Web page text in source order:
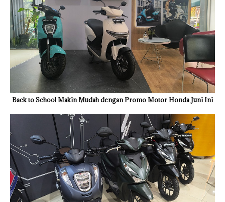
Back to School Makin Mudah dengan Promo Motor Honda Juni Ini